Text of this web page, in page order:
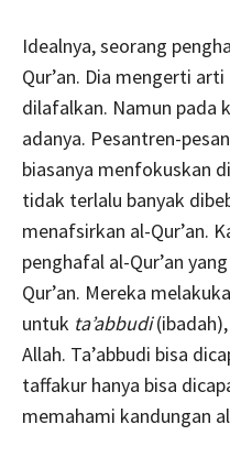
Idealnya, seorang
Qur’an. Dia mengerti
dilafalkan. Namun pada
adanya. Pesantren-
biasanya menfokuskan
tidak terlalu banyak
menafsirkan al-Qur’an.
penghafal al-Qur’an
Qur’an. Mereka
untuk ta’abbudi
Allah. Ta’abbudi bisa
taffakur hanya bisa
memahami kandungan